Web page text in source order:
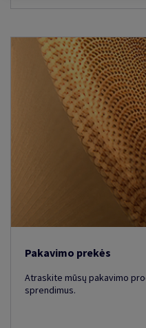
Pakavimo prekės
Atraskite mūsų pakavimo
sprendimus.